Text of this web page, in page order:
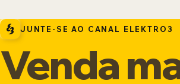
JUNTE-SE AO CANAL ELEKTRO3
Venda